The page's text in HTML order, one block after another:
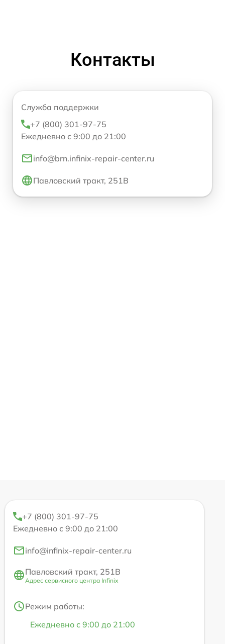
Контакты
Служба поддержки
+7 (800) 301-97-75
Ежедневно с 9:00 до 21:00
info@brn.infinix-repair-center.ru
Павловский тракт, 251В
+7 (800) 301-97-75
Ежедневно с 9:00 до 21:00
info@infinix-repair-center.ru
Павловский тракт, 251В
Адрес сервисного центра Infinix
Режим работы:
Ежедневно с 9:00 до 21:00